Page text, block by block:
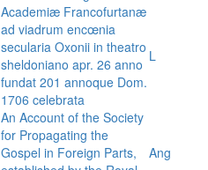
Academiæ Francofurtanæ
ad viadrum encœnia
secularia Oxonii in theatro
sheldoniano apr. 26 anno
fundat 201 annoque Dom.
1706 celebrata
L
An Account of the Society
for Propagating the
Gospel in Foreign Parts,
Ang